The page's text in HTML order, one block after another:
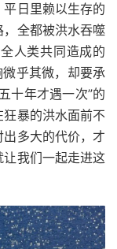
日里赖以生存的
全都被洪水吞噬
人类共同造成的
乎其微，却要承
十年才遇一次”的
暴的洪水面前不
多大的代价，才
我们一起走进这